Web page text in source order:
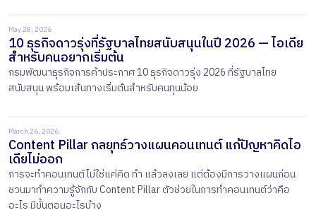
May 28, 2026
10 ธุรกิจดาวรุ่งที่รัฐบาลไทยสนับสนุนในปี 2026 — ไอเดีย
สำหรับคนอยากเริ่มต้น
กรมพัฒนาธุรกิจการค้าประกาศ 10 ธุรกิจดาวรุ่ง 2026 ที่รัฐบาลไทย
สนับสนุน พร้อมเส้นทางเริ่มต้นสำหรับคนทุนน้อย
March 26, 2026
Content Pillar กลยุทธ์วางแผนคอนเทนต์ แก้ปัญหาคิดไอ
เดียไม่ออก
การจะทำคอนเทนต์ไม่ใช่แค่คิด ทำ แล้วลงเลย แต่ต้องมีการวางแผนก่อน
ชวนมาทำความรู้จักกับ Content Pillar ตัวช่วยในการทำคอนเทนต์ว่าคือ
อะไร มีขั้นตอนอะไรบ้าง